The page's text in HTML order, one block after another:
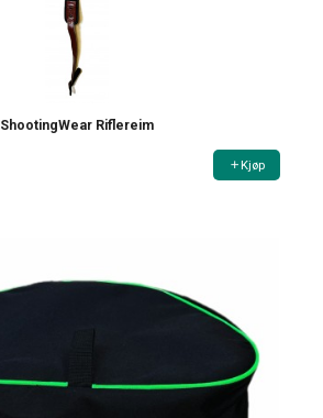
ShootingWear Riflereim
Kjøp